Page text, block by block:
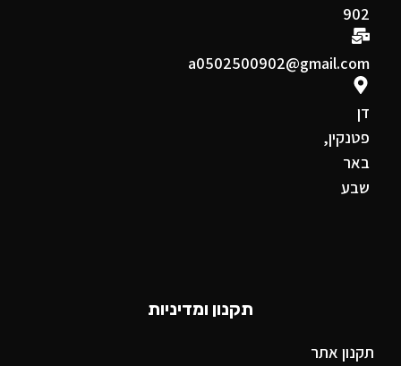
902
a0502500902@gmail.com
דן
פטנקין,
באר
שבע
תקנון ומדיניות
תקנון אתר